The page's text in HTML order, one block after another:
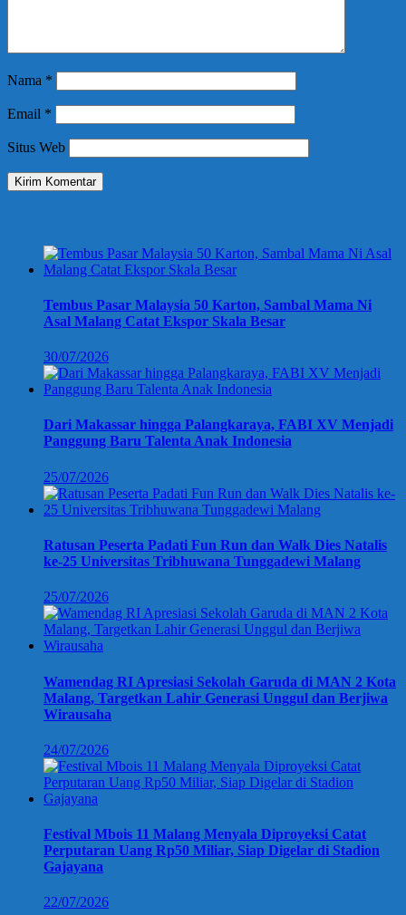
Nama *
Email *
Situs Web
Tembus Pasar Malaysia 50 Karton, Sambal Mama Ni
Asal Malang Catat Ekspor Skala Besar
30/07/2026
Dari Makassar hingga Palangkaraya, FABI XV Menjadi
Panggung Baru Talenta Anak Indonesia
25/07/2026
Ratusan Peserta Padati Fun Run dan Walk Dies Natalis
ke-25 Universitas Tribhuwana Tunggadewi Malang
25/07/2026
Wamendag RI Apresiasi Sekolah Garuda di MAN 2 Kota
Malang, Targetkan Lahir Generasi Unggul dan Berjiwa
Wirausaha
24/07/2026
Festival Mbois 11 Malang Menyala Diproyeksi Catat
Perputaran Uang Rp50 Miliar, Siap Digelar di Stadion
Gajayana
22/07/2026